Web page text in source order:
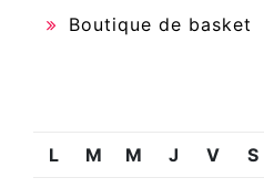
Boutique de basket
L M M J V S